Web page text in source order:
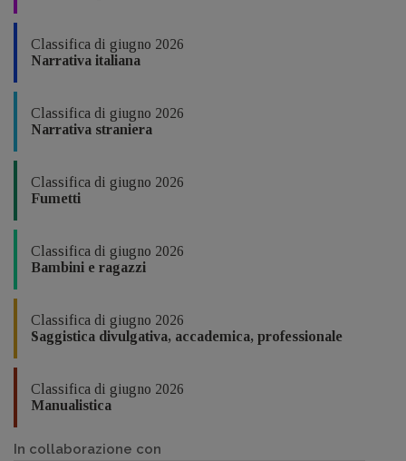
Classifica di giugno 2026
Narrativa italiana
Classifica di giugno 2026
Narrativa straniera
Classifica di giugno 2026
Fumetti
Classifica di giugno 2026
Bambini e ragazzi
Classifica di giugno 2026
Saggistica divulgativa, accademica, professionale
Classifica di giugno 2026
Manualistica
In collaborazione con